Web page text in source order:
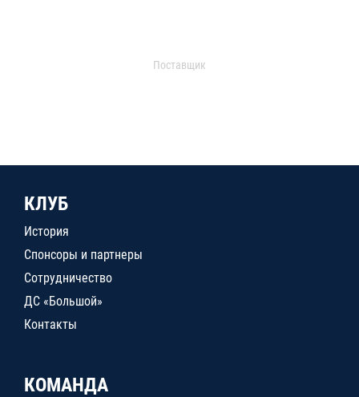
Поставщик
КЛУБ
История
Спонсоры и партнеры
Сотрудничество
ДС «Большой»
Контакты
КОМАНДА